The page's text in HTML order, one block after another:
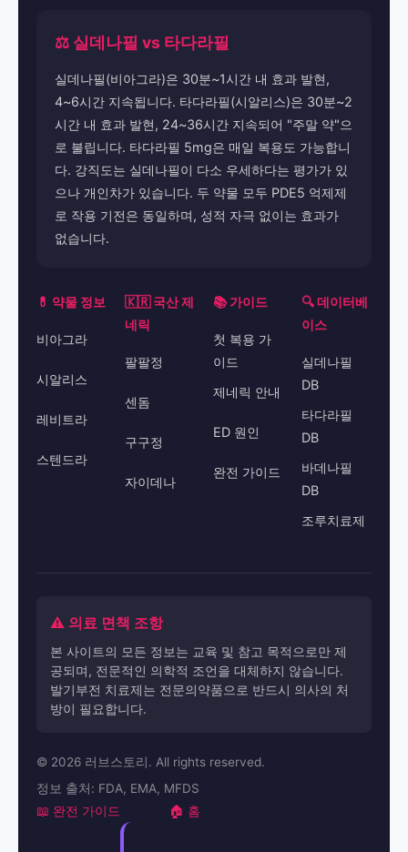
⚖️ 실데나필 vs 타다라필
실데나필(비아그라)은 30분~1시간 내 효과 발현,
4~6시간 지속됩니다. 타다라필(시알리스)은 30분~2
시간 내 효과 발현, 24~36시간 지속되어 "주말 약"으
로 불립니다. 타다라필 5mg은 매일 복용도 가능합니
다. 강직도는 실데나필이 다소 우세하다는 평가가 있
으나 개인차가 있습니다. 두 약물 모두 PDE5 억제제
로 작용 기전은 동일하며, 성적 자극 없이는 효과가
없습니다.
💊 약물 정보
비아그라
시알리스
레비트라
스텐드라
🇰🇷 국산 제
네릭
팔팔정
센돔
구구정
자이데나
📚 가이드
첫 복용 가
이드
제네릭 안내
ED 원인
완전 가이드
🔍 데이터베
이스
실데나필
DB
타다라필
DB
바데나필
DB
조루치료제
⚠️ 의료 면책 조항
본 사이트의 모든 정보는 교육 및 참고 목적으로만 제
공되며, 전문적인 의학적 조언을 대체하지 않습니다.
발기부전 치료제는 전문의약품으로 반드시 의사의 처
방이 필요합니다.
© 2026 러브스토리. All rights reserved.
정보 출처: FDA, EMA, MFDS
📖 완전 가이드 🏠 홈